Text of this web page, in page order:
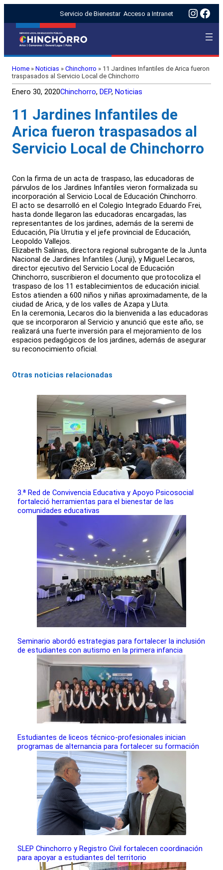
Servicio de Bienestar Acceso a Intranet
Home » Noticias » Chinchorro » 11 Jardines Infantiles de Arica fueron
traspasados al Servicio Local de Chinchorro
Enero 30, 2020Chinchorro, DEP, Noticias
11 Jardines Infantiles de
Arica fueron traspasados al
Servicio Local de Chinchorro
Con la firma de un acta de traspaso, las educadoras de
párvulos de los Jardines Infantiles vieron formalizada su
incorporación al Servicio Local de Educación Chinchorro.
El acto se desarrolló en el Colegio Integrado Eduardo Frei,
hasta donde llegaron las educadoras encargadas, las
representantes de los jardines, además de la seremi de
Educación, Pía Urrutia y el jefe provincial de Educación,
Leopoldo Vallejos.
Elizabeth Salinas, directora regional subrogante de la Junta
Nacional de Jardines Infantiles (Junji), y Miguel Lecaros,
director ejecutivo del Servicio Local de Educación
Chinchorro, suscribieron el documento que protocoliza el
traspaso de los 11 establecimientos de educación inicial.
Estos atienden a 600 niños y niñas aproximadamente, de la
ciudad de Arica, y de los valles de Azapa y Lluta.
En la ceremonia, Lecaros dio la bienvenida a las educadoras
que se incorporaron al Servicio y anunció que este año, se
realizará una fuerte inversión para el mejoramiento de los
espacios pedagógicos de los jardines, además de asegurar
su reconocimiento oficial.
Otras noticias relacionadas
3.ª Red de Convivencia Educativa y Apoyo Psicosocial
fortaleció herramientas para el bienestar de las
comunidades educativas
Seminario abordó estrategias para fortalecer la inclusión
de estudiantes con autismo en la primera infancia
Estudiantes de liceos técnico-profesionales inician
programas de alternancia para fortalecer su formación
SLEP Chinchorro y Registro Civil fortalecen coordinación
para apoyar a estudiantes del territorio